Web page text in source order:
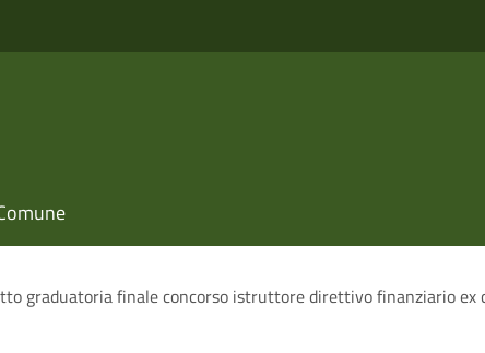
graduatoria finale concorso istruttore direttivo finanziario ex